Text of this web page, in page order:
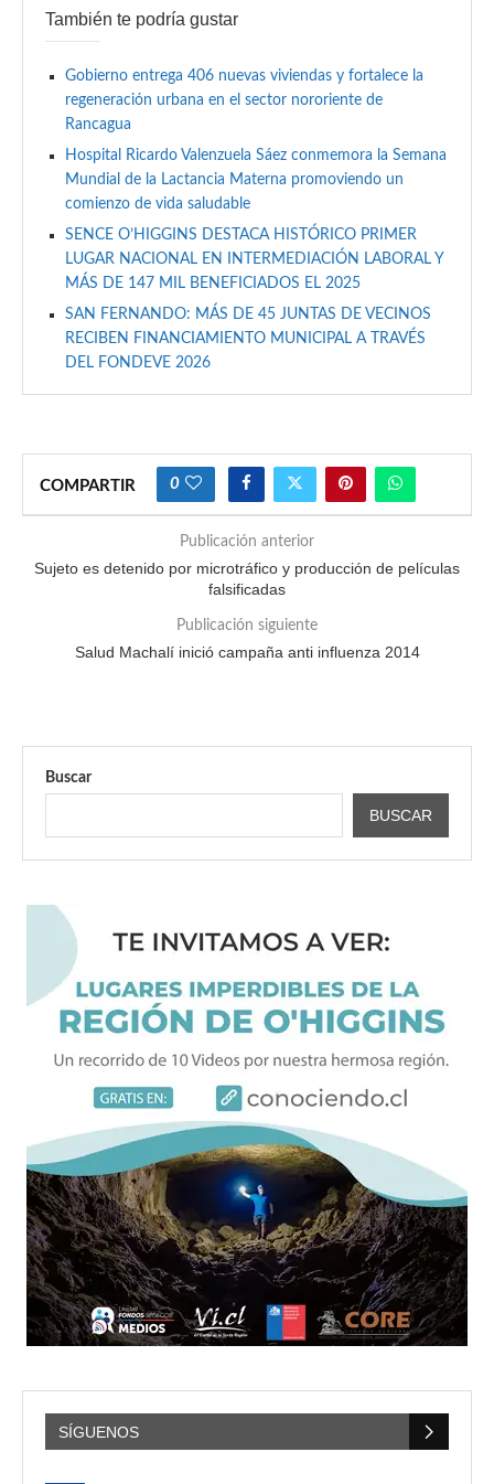
También te podría gustar
Gobierno entrega 406 nuevas viviendas y fortalece la
regeneración urbana en el sector nororiente de
Rancagua
Hospital Ricardo Valenzuela Sáez conmemora la Semana
Mundial de la Lactancia Materna promoviendo un
comienzo de vida saludable
SENCE O’HIGGINS DESTACA HISTÓRICO PRIMER
LUGAR NACIONAL EN INTERMEDIACIÓN LABORAL Y
MÁS DE 147 MIL BENEFICIADOS EL 2025
SAN FERNANDO: MÁS DE 45 JUNTAS DE VECINOS
RECIBEN FINANCIAMIENTO MUNICIPAL A TRAVÉS
DEL FONDEVE 2026
COMPARTIR 0
Publicación anterior
Sujeto es detenido por microtráfico y producción de películas
falsificadas
Publicación siguiente
Salud Machalí inició campaña anti influenza 2014
Buscar
BUSCAR
SÍGUENOS